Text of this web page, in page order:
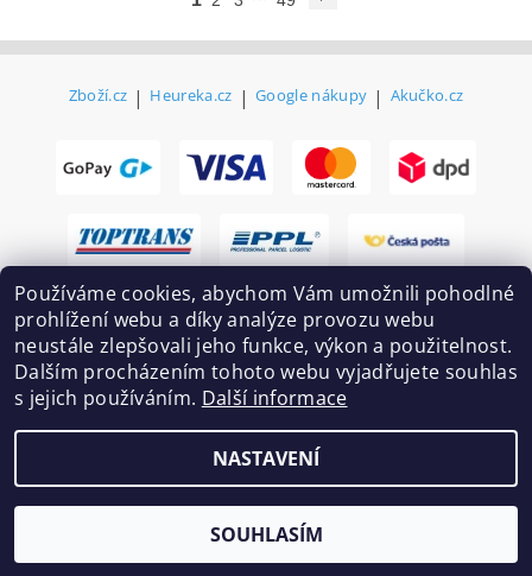
Zboží.cz | Heureka.cz | Google nákupy | Akučko.cz
Vytvořil Shoptet
Používáme cookies, abychom Vám umožnili pohodlné
prohlížení webu a díky analýze provozu webu
neustále zlepšovali jeho funkce, výkon a použitelnost.
Dalším procházením tohoto webu vyjadřujete souhlas
s jejich používáním. Další informace
NASTAVENÍ
SOUHLASÍM